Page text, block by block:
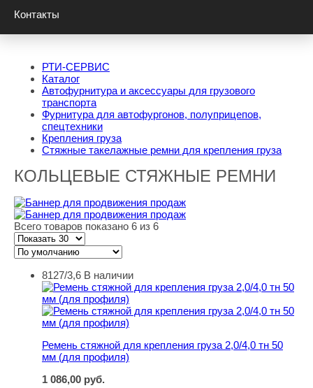
Контакты
РТИ-СЕРВИС
Каталог
Автофурнитура и аксессуары для грузового
транспорта
Фурнитура для автофургонов, полуприцепов,
спецтехники
Крепления груза
Стяжные такелажные ремни для крепления груза
КОЛЬЦЕВЫЕ СТЯЖНЫЕ РЕМНИ
Всего товаров показано 6 из 6
Ремень стяжной для крепления груза 2,0/4,0 тн 50 мм
8127/3,6 В наличии
Ремень стяжной для крепления груза 2,0/4,0 тн 50
мм (для профиля)
1 086,00 руб.